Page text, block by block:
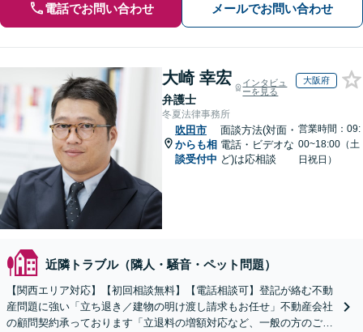
電話でお問い合わせ メールでお問い合わせ
大崎 幸宏
弁護士
インタビュ
ーを見る
大阪府
冬夏法律事務所
吹田市
からも相
談受付中
面談方法(対面・
電話・ビデオな
ど)は応相談
営業時間：09:
00~18:00（土
日祝日）
近隣トラブル（隣人・騒音・ペット問題）
【関西エリア対応】【初回相談無料】【電話相談可】登記が絡む不動
産問題に強い「立ち退き／建物の明け渡し請求もお任せ」不動産会社
の顧問契約承っております「立退料の増額対応など、一般の方のご相